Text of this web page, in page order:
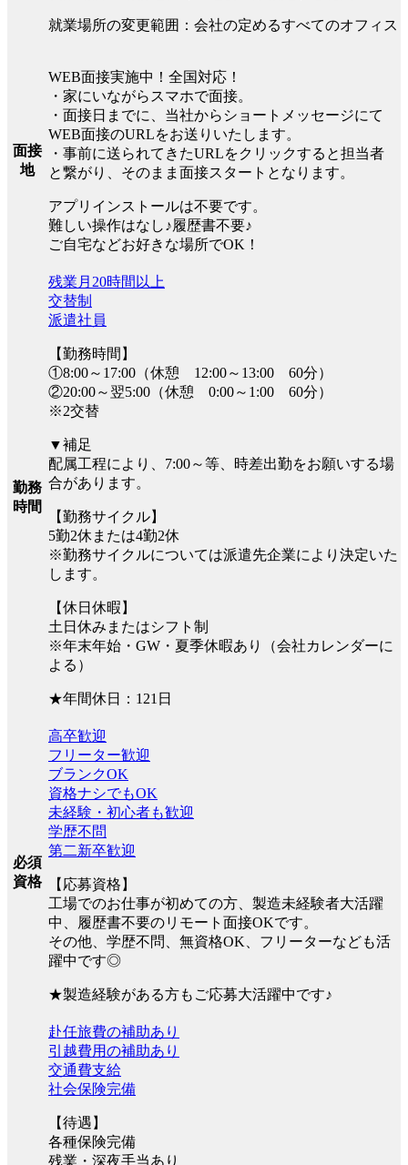
就業場所の変更範囲：会社の定めるすべてのオフィス
面接
地
WEB面接実施中！全国対応！
・家にいながらスマホで面接。
・面接日までに、当社からショートメッセージにて
WEB面接のURLをお送りいたします。
・事前に送られてきたURLをクリックすると担当者
と繋がり、そのまま面接スタートとなります。
アプリインストールは不要です。
難しい操作はなし♪履歴書不要♪
ご自宅などお好きな場所でOK！
勤務
時間
残業月20時間以上
交替制
派遣社員
【勤務時間】
①8:00～17:00（休憩 12:00～13:00 60分）
②20:00～翌5:00（休憩 0:00～1:00 60分）
※2交替
▼補足
配属工程により、7:00～等、時差出勤をお願いする場
合があります。
【勤務サイクル】
5勤2休または4勤2休
※勤務サイクルについては派遣先企業により決定いた
します。
【休日休暇】
土日休みまたはシフト制
※年末年始・GW・夏季休暇あり（会社カレンダーに
よる）
★年間休日：121日
必須
資格
高卒歓迎
フリーター歓迎
ブランクOK
資格ナシでもOK
未経験・初心者も歓迎
学歴不問
第二新卒歓迎
【応募資格】
工場でのお仕事が初めての方、製造未経験者大活躍
中、履歴書不要のリモート面接OKです。
その他、学歴不問、無資格OK、フリーターなども活
躍中です◎
★製造経験がある方もご応募大活躍中です♪
赴任旅費の補助あり
引越費用の補助あり
交通費支給
社会保険完備
【待遇】
各種保険完備
残業・深夜手当あり